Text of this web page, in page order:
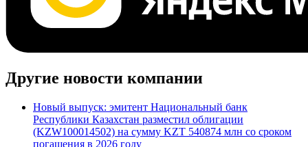
Другие новости компании